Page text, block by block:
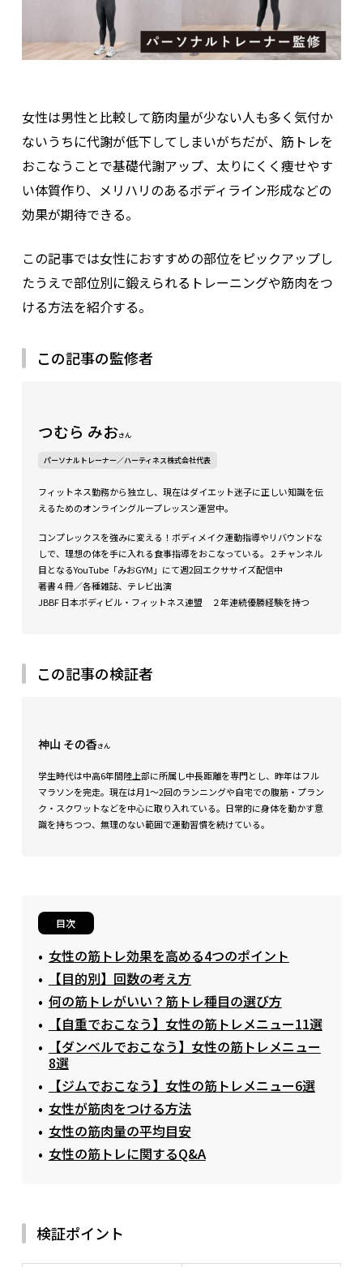
女性は男性と比較して筋肉量が少ない人も多く気付か
ないうちに代謝が低下してしまいがちだが、筋トレを
おこなうことで基礎代謝アップ、太りにくく痩せやす
い体質作り、メリハリのあるボディライン形成などの
効果が期待できる。
この記事では女性におすすめの部位をピックアップし
たうえで部位別に鍛えられるトレーニングや筋肉をつ
ける方法を紹介する。
この記事の監修者
つむら みおさん
パーソナルトレーナー／ハーティネス株式会社代表
フィットネス勤務から独立し、現在はダイエット迷子に正しい知識を伝
えるためのオンライングループレッスン運営中。
コンプレックスを強みに変える！ボディメイク運動指導やリバウンドな
しで、理想の体を手に入れる食事指導をおこなっている。２チャンネル
目となるYouTube「みおGYM」にて週2回エクササイズ配信中
著書４冊／各種雑誌、テレビ出演
JBBF 日本ボディビル・フィットネス連盟 ２年連続優勝経験を持つ
この記事の検証者
神山 その香さん
学生時代は中高6年間陸上部に所属し中長距離を専門とし、昨年はフル
マラソンを完走。現在は月1〜2回のランニングや自宅での腹筋・プラン
ク・スクワットなどを中心に取り入れている。日常的に身体を動かす意
識を持ちつつ、無理のない範囲で運動習慣を続けている。
目次
女性の筋トレ効果を高める4つのポイント
【目的別】回数の考え方
何の筋トレがいい？筋トレ種目の選び方
【自重でおこなう】女性の筋トレメニュー11選
【ダンベルでおこなう】女性の筋トレメニュー
8選
【ジムでおこなう】女性の筋トレメニュー6選
女性が筋肉をつける方法
女性の筋肉量の平均目安
女性の筋トレに関するQ&A
検証ポイント